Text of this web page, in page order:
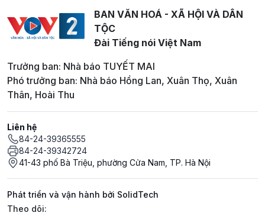
BAN VĂN HOÁ - XÃ HỘI VÀ DÂN
TỘC
Đài Tiếng nói Việt Nam
Trưởng ban: Nhà báo TUYẾT MAI
Phó trưởng ban: Nhà báo Hồng Lan, Xuân Thọ, Xuân
Thân, Hoài Thu
Liên hệ
84-24-39365555
84-24-39342724
41-43 phố Bà Triệu, phường Cửa Nam, TP. Hà Nội
Phát triển và vận hành bởi SolidTech
Mạng xã hội
Theo dõi: